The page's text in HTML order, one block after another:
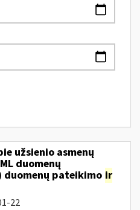
užsienio asmenų
duomenų
duomenų pateikimo ir
22